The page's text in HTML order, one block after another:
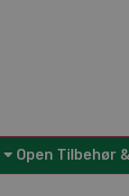
Open Tilbehør